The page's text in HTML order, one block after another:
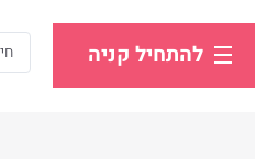
להתחיל קניה